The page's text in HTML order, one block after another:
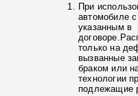
При
автомобиле
указанным в
только на
вызванные
браком или
технологии
подлежащие